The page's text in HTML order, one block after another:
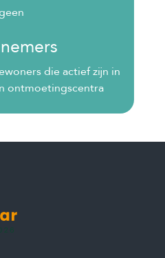
die actief zijn in
ontmoetingscentra